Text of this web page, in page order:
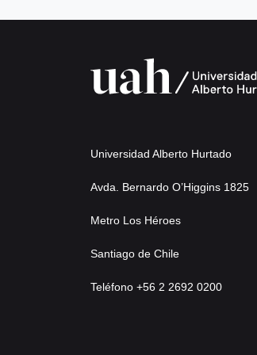
Universidad Alberto Hurtado
Avda. Bernardo O’Higgins 1825
Metro Los Héroes
Santiago de Chile
Teléfono +56 2 2692 0200